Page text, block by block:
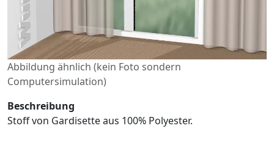
Abbildung ähnlich (kein Foto sondern
Computersimulation)
Beschreibung
Stoff von Gardisette aus 100% Polyester.